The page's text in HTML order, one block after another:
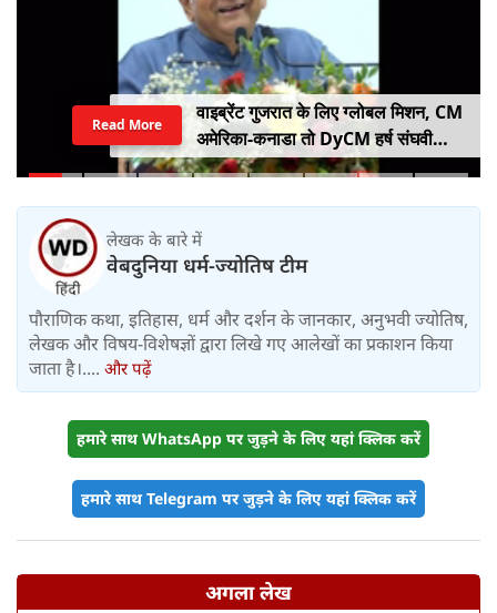
वाइब्रेंट गुजरात के लिए ग्लोबल मिशन, CM
अमेरिका-कनाडा तो DyCM हर्ष संघवी
संभालेंगे जापान-यूरोप का मोर्चा
Read More
लेखक के बारे में
वेबदुनिया धर्म-ज्योतिष टीम
पौराणिक कथा, इतिहास, धर्म और दर्शन के जानकार, अनुभवी ज्योतिष,
लेखक और विषय-विशेषज्ञों द्वारा लिखे गए आलेखों का प्रकाशन किया
जाता है।.... और पढ़ें
हमारे साथ WhatsApp पर जुड़ने के लिए यहां क्लिक करें
हमारे साथ Telegram पर जुड़ने के लिए यहां क्लिक करें
अगला लेख